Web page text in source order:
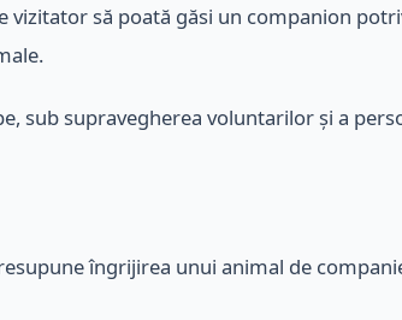
să poată găsi un companion
sub supravegherea voluntarilor și a
îngrijirea unui animal de